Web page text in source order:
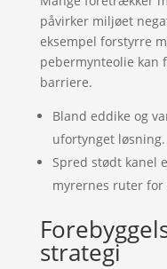
påvirker miljøet
eksempel forstyrre
pebermynteolie kan
barriere.
Bland eddike og
ufortynget løsning.
Spred stødt kanel
myrernes ruter
strategi